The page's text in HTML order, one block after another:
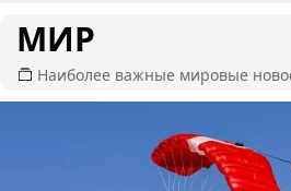
МИР
Наиболее важные мировые